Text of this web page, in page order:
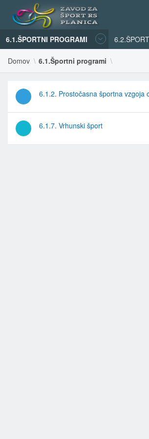
6.1.ŠPORTNI PROGRAMI
Domov 6.1.Športni programi
6.1.2. Prostočasna športna vzgoja
6.1.7. Vrhunski šport